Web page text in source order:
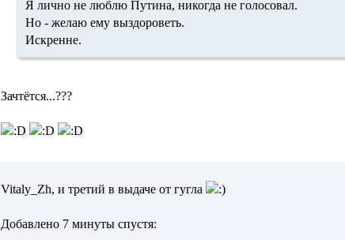
Я лично не люблю Путина, никогда не голосовал.
Но - желаю ему выздороветь.
Искренне.
Зачтётся...???
Vitaly_Zh, и третий в выдаче от гугла
Добавлено 7 минуты спустя: